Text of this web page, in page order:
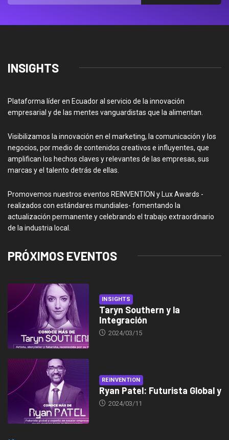
INSIGHTS
Plataforma líder en Ecuador al servicio de la innovación
empresarial y de las mentes vanguardistas que la alimentan.
Visibilizamos la innovación en el marketing, la comunicación y los
negocios, por medio de contenidos creativos e influyentes, que
amplifican los hechos claves y relevantes de las empresas, sus
marcas y el talento detrás de ellas.
Promovemos nuestros eventos REINVENTION y Lux Awards -
realizados con estándares mundiales- fomentando la
actualización permanente y celebrando el trabajo extraordinario
de la industria local.
PRÓXIMOS EVENTOS
INSIGHTS
Taryn Southern y la
Integración
2024/03/15
REINVENTION
Ryan Patel: Futurista Global y
2024/03/11